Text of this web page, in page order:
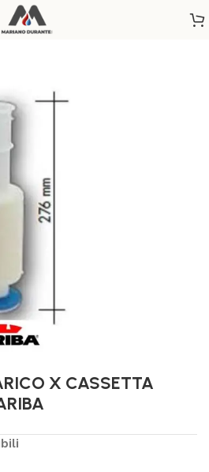
E ACCESSORI CASSETTE WC
X CASSETTA